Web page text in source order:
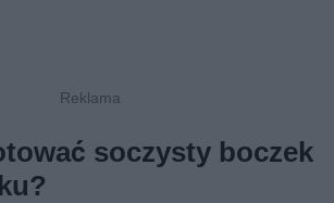
soczysty boczek